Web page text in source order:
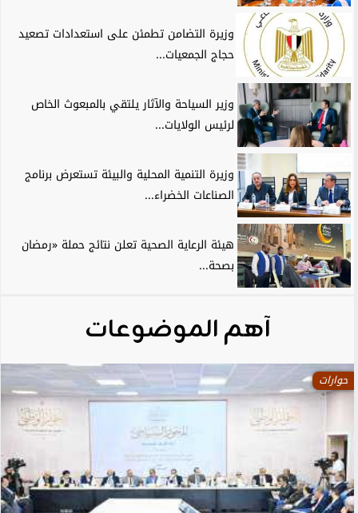
وزيرة التضامن تطمئن على استعدادات تصعيد
حجاج الجمعيات...
وزير السياحة والآثار يلتقي بالمبعوث الخاص
لرئيس الولايات...
وزيرة التنمية المحلية والبيئة تستعرض برنامج
الصناعات الخضراء...
هيئة الرعاية الصحية تعلن نتائج حملة «رمضان
بصحة...
آهم الموضوعات
حوارات